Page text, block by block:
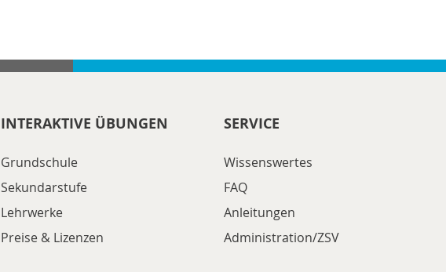
INTERAKTIVE ÜBUNGEN
Grundschule
Sekundarstufe
Lehrwerke
Preise & Lizenzen
SERVICE
Wissenswertes
FAQ
Anleitungen
Administration/ZSV